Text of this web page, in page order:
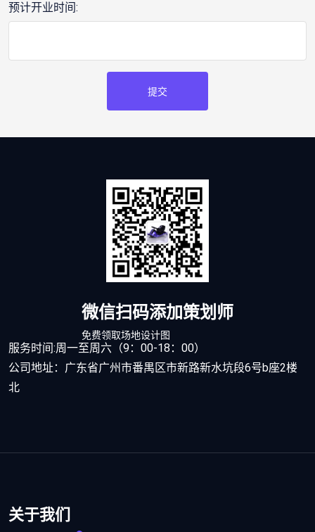
预计开业时间:
提交
微信扫码添加策划师
免费领取场地设计图
服务时间:周一至周六（9：00-18：00）
公司地址：广东省广州市番禺区市新路新水坑段6号b座2楼
北
关于我们